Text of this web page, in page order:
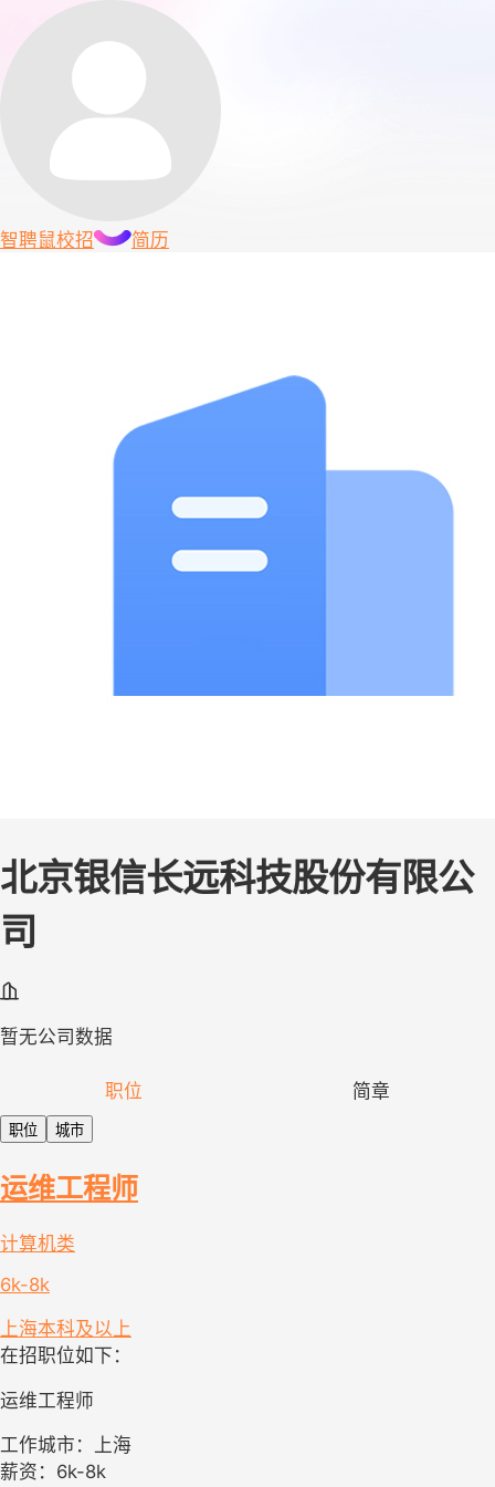
智聘鼠校招 简历
北京银信长远科技股份有限公
司
暂无公司数据
职位 简章
职位 城市
运维工程师
计算机类
6k-8k
上海本科及以上
在招职位如下：
运维工程师
工作城市：上海
薪资：6k-8k